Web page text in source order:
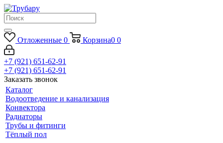
Отложенные 0 Корзина0 0
+7 (921) 651-62-91
+7 (921) 651-62-91
Заказать звонок
Каталог
Водоотведение и канализация
Конвектора
Радиаторы
Трубы и фитинги
Тёплый пол